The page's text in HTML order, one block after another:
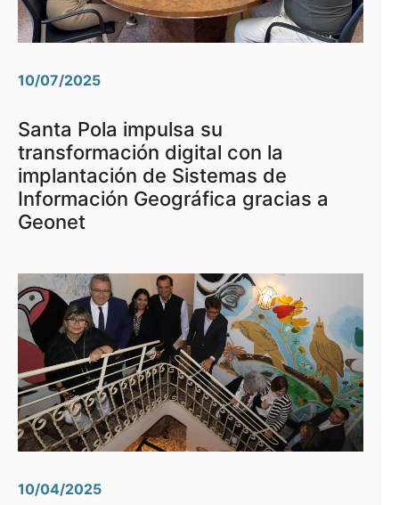
10/07/2025
Santa Pola impulsa su
transformación digital con la
implantación de Sistemas de
Información Geográfica gracias a
Geonet
10/04/2025